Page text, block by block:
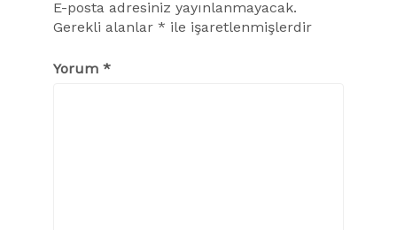
E-posta adresiniz yayınlanmayacak.
Gerekli alanlar * ile işaretlenmişlerdir
Yorum *